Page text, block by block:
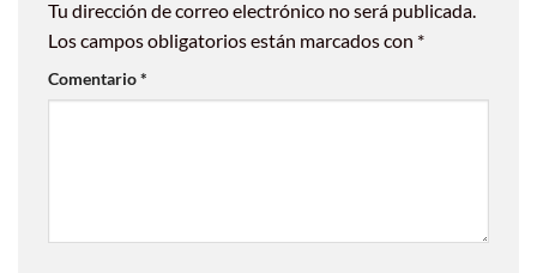
Tu dirección de correo electrónico no será publicada.
Los campos obligatorios están marcados con *
Comentario*